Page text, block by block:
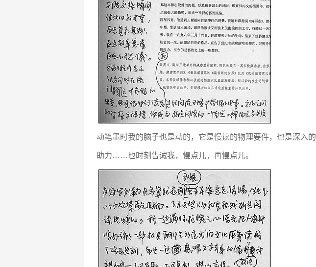
动笔墨时我的脑子也是动的，它是慢读的物理要件，也是深入的
助力……也时刻告诫我，慢点儿，再慢点儿。